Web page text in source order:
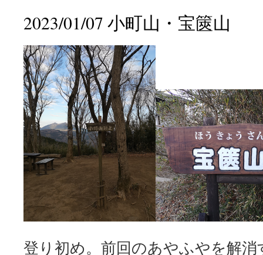
2023/01/07 小町山・宝篋山
登り初め。前回のあやふやを解